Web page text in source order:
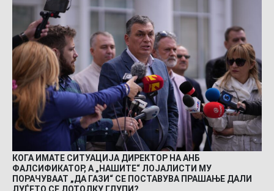
КОГА ИМАТЕ СИТУАЦИЈА ДИРЕКТОР НА АНБ
ФАЛСИФИКАТОР, А „НАШИТЕ“ ЛОЈАЛИСТИ МУ
ПОРАЧУВААТ „ДА ГАЗИ“ СЕ ПОСТАВУВА ПРАШАЊЕ ДАЛИ